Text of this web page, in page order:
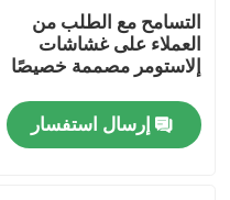
التسامح مع الطلب من
العملاء على غشاشات
إلاستومر مصممة خصيصًا
إرسال استفسار